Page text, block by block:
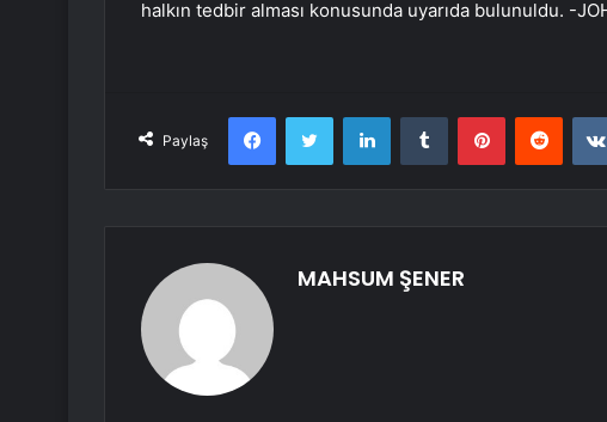
halkın tedbir alması konusunda uyarıda bulunuldu. -
Paylaş
FacebookTwitter LinkedInTumblr Pinterest
MAHSUM ŞENER